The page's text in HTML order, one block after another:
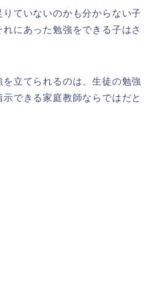
ていないのかも分からない子
にあった勉強をできる子はさ
立てられるのは、生徒の勉強
できる家庭教師ならではだと